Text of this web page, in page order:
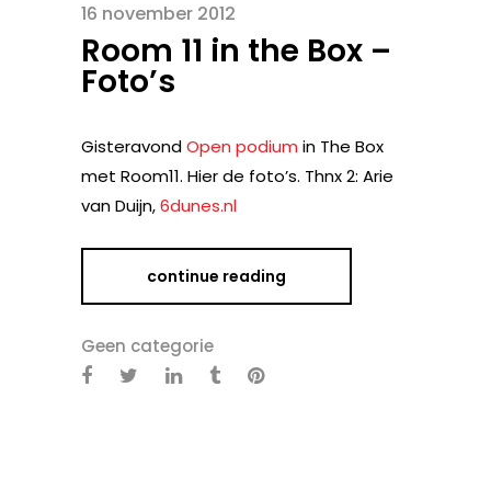
16 november 2012
Room 11 in the Box –
Foto’s
GisteravondOpen podium in The Box
met Room11. Hier de foto’s. Thnx 2: Arie
van Duijn,6dunes.nl
continue reading
Geen categorie